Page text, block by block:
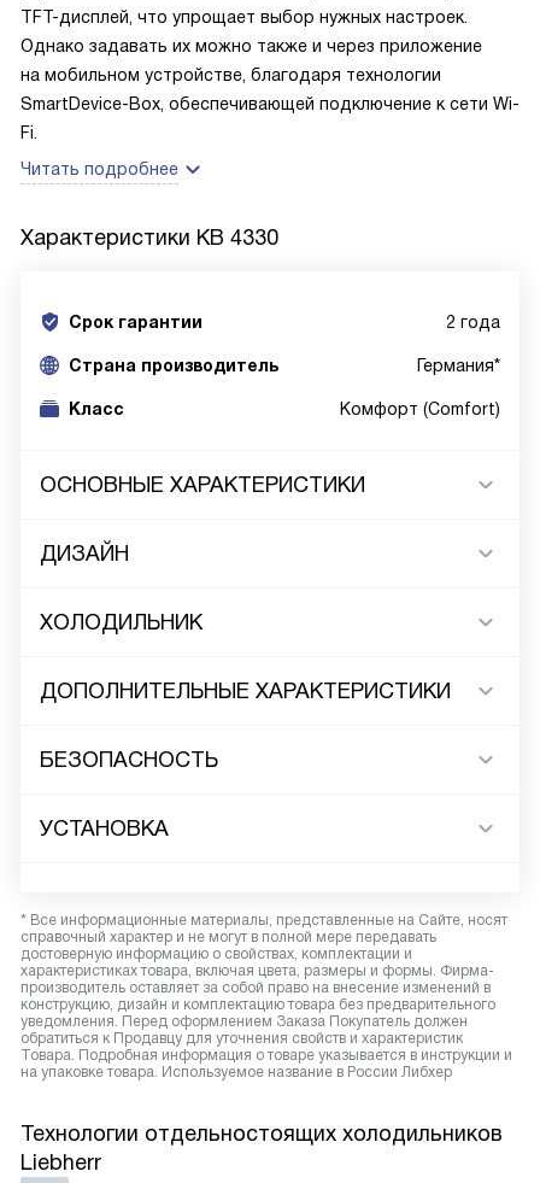
TFT-дисплей, что упрощает выбор нужных настроек.
Однако задавать их можно также и через приложение
на мобильном устройстве, благодаря технологии
SmartDevice-Box, обеспечивающей подключение к сети Wi-
Fi.
Читать подробнее
Характеристики KB 4330
Срок гарантии 2 года
Cтрана производитель Германия*
Класс Комфорт (Comfort)
ОСНОВНЫЕ ХАРАКТЕРИСТИКИ
ДИЗАЙН
ХОЛОДИЛЬНИК
ДОПОЛНИТЕЛЬНЫЕ ХАРАКТЕРИСТИКИ
БЕЗОПАСНОСТЬ
УСТАНОВКА
* Все информационные материалы, представленные на Сайте, носят
справочный характер и не могут в полной мере передавать
достоверную информацию о свойствах, комплектации и
характеристиках товара, включая цвета, размеры и формы. Фирма-
производитель оставляет за собой право на внесение изменений в
конструкцию, дизайн и комплектацию товара без предварительного
уведомления. Перед оформлением Заказа Покупатель должен
обратиться к Продавцу для уточнения свойств и характеристик
Товара. Подробная информация о товаре указывается в инструкции и
на упаковке товара. Используемое название в России Либхер
Технологии отдельностоящих холодильников
Liebherr